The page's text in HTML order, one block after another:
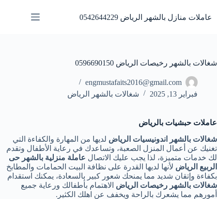
المحتوى
عاملات منازل بالشهر الرياض 0542644229
شغالات بالشهر رخيصات الرياض 0596690150
engmustafaits2016@gmail.com
فبراير 13, 2025
شغالات بالشهر الرياض
عاملات حبشيات بالرياض
شغالات بالشهر اندونيسيات الرياض لديها من المهارة والكفاءة التي
تغنيك عن أعمال المنزل الصعبة، وتساعدك في رعاية الأطفال وتقدم
لك خدمات متميزة، لذا يجب عليك الاتصال عاملة منزلية بالشهر حى
الربيع الرياض لأنها لديها القدرة على نظافة البيت الحمامات والمطابخ
بكفاءة وإتقان شديد مما يمنحك شعور كبير بالسعادة، يمكنك استقدام
شغالات بالشهر رخيصات الرياض الاهتمام بأطفالك ورعاية جميع
أمورهم مما يشعرك بالراحة ويخفف عن اهلك الكثير.